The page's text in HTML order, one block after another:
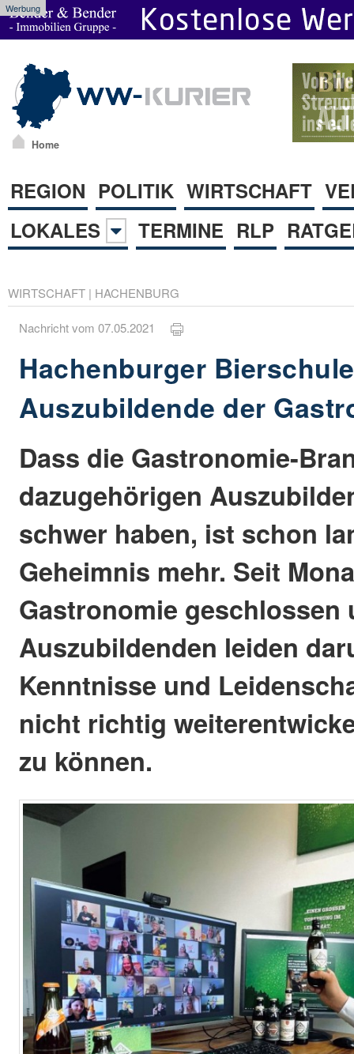
Werbung
Home
REGION POLITIK WIRTSCHAFT
LOKALES
TERMINE RLP
WIRTSCHAFT | HACHENBURG
Nachricht vom 07.05.2021
Hachenburger
Auszubildende der
Dass die Gastronomie-
dazugehörigen
schwer haben, ist schon
Geheimnis mehr. Seit
Gastronomie geschlossen
Auszubildenden leiden
Kenntnisse und
nicht richtig
zu können.